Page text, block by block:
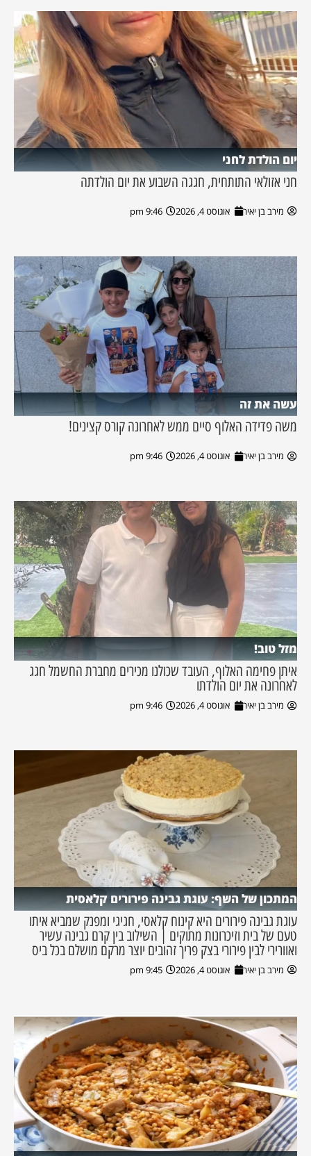
יום הולדת לחני
חני אזולאי התותחית, חגגה השבוע את יום הולדתה
מירב בן יאיר אוגוסט 4, 2026 9:46 pm
עשה את זה
משה פדידה האלוף סיים ממש לאחרונה קורס קצינים!
מירב בן יאיר אוגוסט 4, 2026 9:46 pm
מזל טוב!
איתן פחימה האלוף, העובד שכולנו מכירים מחברת החשמל חגג
לאחרונה את יום הולדתו
מירב בן יאיר אוגוסט 4, 2026 9:46 pm
המתכון של השף: עוגת גבינה פירורים קלאסית
עוגת גבינה פירורים היא קינוח קלאסי, חגיגי ומפנק שמביא איתו
טעם של בית וזיכרונות מתוקים | השילוב בין קרם גבינה עשיר
ואוורירי לבין פירורי בצק פריך זהובים יוצר מרקם מושלם בכל ביס
מירב בן יאיר אוגוסט 4, 2026 9:45 pm